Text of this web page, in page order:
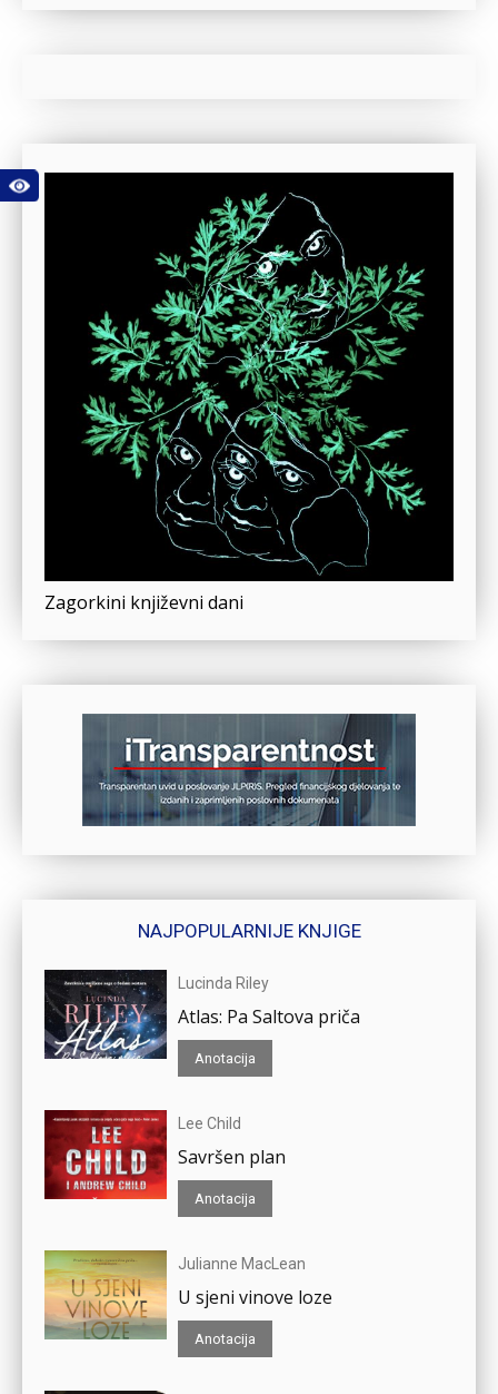
Zagorkini književni dani
NAJPOPULARNIJE KNJIGE
Lucinda Riley
Atlas: Pa Saltova priča
Anotacija
Lee Child
Savršen plan
Anotacija
Julianne MacLean
U sjeni vinove loze
Anotacija